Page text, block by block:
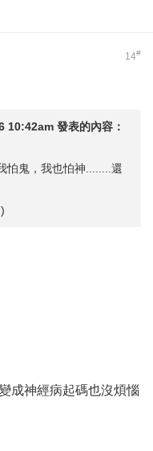
14#
10:42am 發表的內容：
怕鬼，我也怕神........還
成神經病起碼也沒煩惱